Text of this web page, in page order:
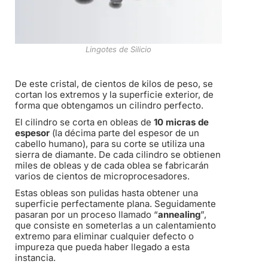
Lingotes de Silicio
De este cristal, de cientos de kilos de peso, se
cortan los extremos y la superficie exterior, de
forma que obtengamos un cilindro perfecto.
El cilindro se corta en obleas de 10 micras de
espesor (la décima parte del espesor de un
cabello humano), para su corte se utiliza una
sierra de diamante. De cada cilindro se obtienen
miles de obleas y de cada oblea se fabricarán
varios de cientos de microprocesadores.
Estas obleas son pulidas hasta obtener una
superficie perfectamente plana. Seguidamente
pasaran por un proceso llamado “annealing”,
que consiste en someterlas a un calentamiento
extremo para eliminar cualquier defecto o
impureza que pueda haber llegado a esta
instancia.